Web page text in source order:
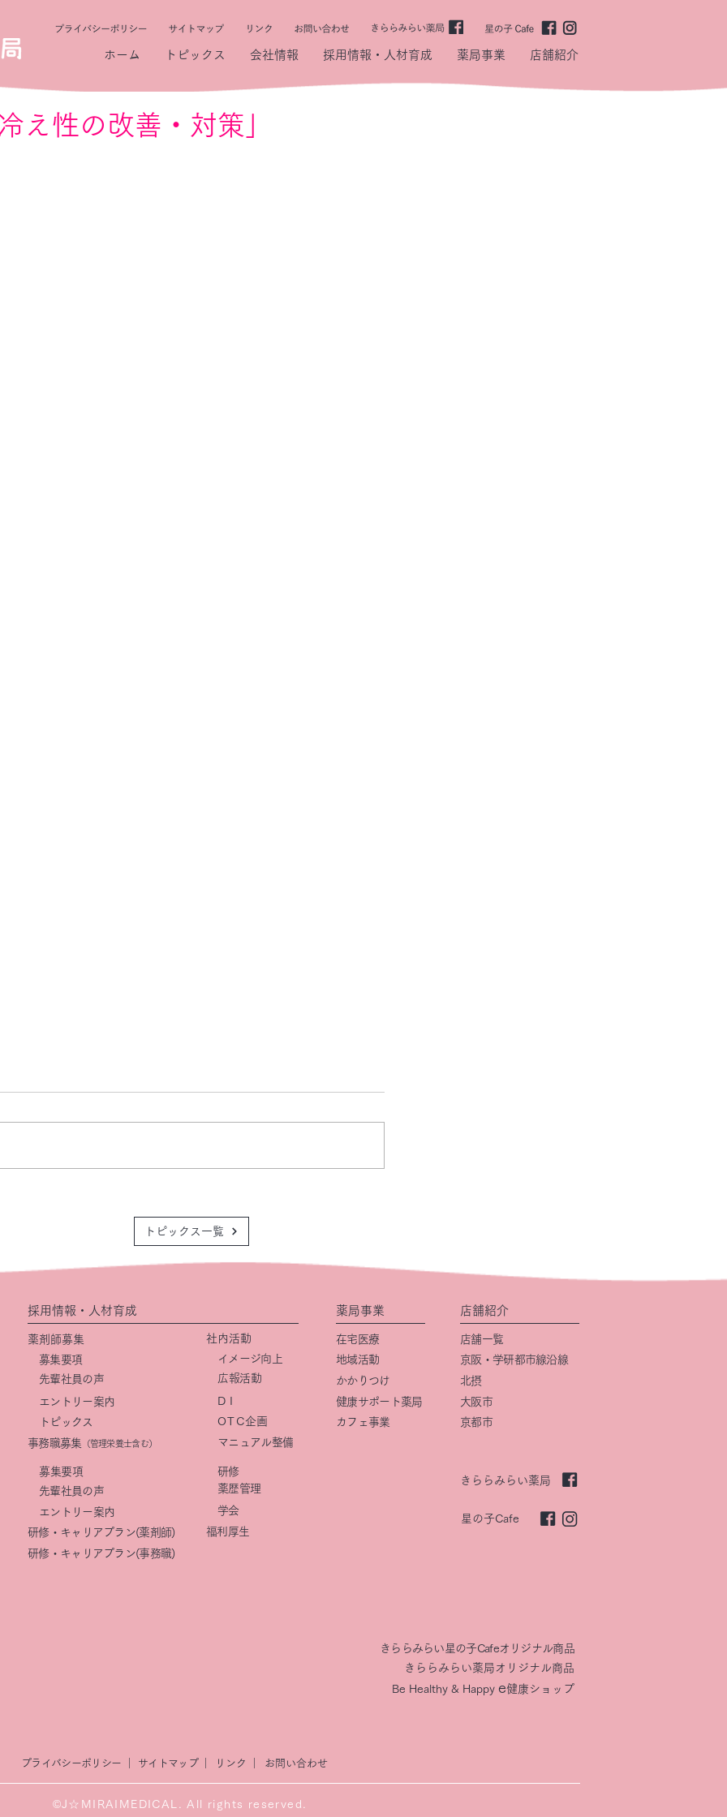
ホーム トピックス 会社情報 採用情報・人材育成 薬局事業 店舗紹介
性の改善・対策」
トピックス一覧
採用情報・人材育成
薬剤師募集
募集要項
先輩社員の声
エントリー案内
トピックス
事務職募集 （管理栄養士含む）
​募集要項
先輩社員の声
エントリー案内
研修・キャリアプラン(薬剤師)
社内活動
イメージ向上
​広報活動
DI
OTC企画
マニュアル整備
研修
薬歴管理
学会
福利厚生
研修・キャリアプラン(事務職)
薬局事業
在宅医療
地域活動
かかりつけ
健康サポート薬局
カフェ事業
店舗紹介
店舗一覧
京阪・学研都市線沿線
北摂
大阪市
京都市
きららみらい薬局
星の子Cafe
きららみらい星の子Cafeオリジナル商品
きららみらい薬局オリジナル商品
Be Healthy & Happy​ e健康ショップ
プライバシーポリシー ｜ サイトマップ リンク ​お問い合わせ
©J☆MIRAIMEDICAL. All rights reserved.